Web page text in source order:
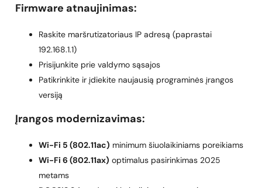
Firmware atnaujinimas:
Raskite maršrutizatoriaus IP adresą (paprastai
192.168.1.1)
Prisijunkite prie valdymo sąsajos
Patikrinkite ir įdiekite naujausią programinės įrangos
versiją
Įrangos modernizavimas:
Wi-Fi 5 (802.11ac) minimum šiuolaikiniams poreikiams
Wi-Fi 6 (802.11ax) optimalus pasirinkimas 2025
metams